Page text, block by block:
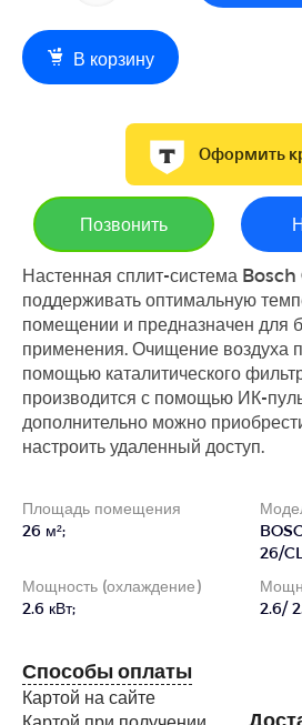
В корзину
Оформить
Позвонить
Настенная сплит-система
поддерживать оптимальную
помещении и предназначен для
применения. Очищение воздуха
помощью каталитического
производится с помощью ИК-
дополнительно можно
настроить удаленный доступ.
Площадь помещения
26 м²;
26/
Мощность (охлаждение)
2.6 кВт;
2.6/
Способы оплаты
Картой на сайте
Картой при получении